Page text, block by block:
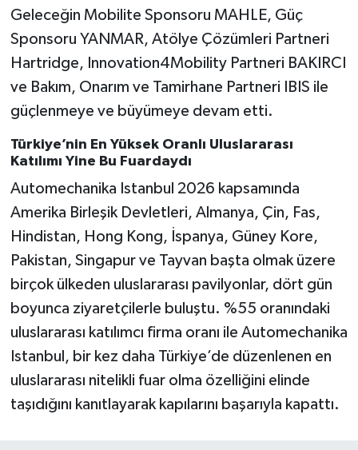
Geleceğin Mobilite Sponsoru MAHLE, Güç
Sponsoru YANMAR, Atölye Çözümleri Partneri
Hartridge, Innovation4Mobility Partneri BAKIRCI
ve Bakım, Onarım ve Tamirhane Partneri IBIS ile
güçlenmeye ve büyümeye devam etti.
Türkiye’nin En Yüksek Oranlı Uluslararası
Katılımı Yine Bu Fuardaydı
Automechanika Istanbul 2026 kapsamında
Amerika Birleşik Devletleri, Almanya, Çin, Fas,
Hindistan, Hong Kong, İspanya, Güney Kore,
Pakistan, Singapur ve Tayvan başta olmak üzere
birçok ülkeden uluslararası pavilyonlar, dört gün
boyunca ziyaretçilerle buluştu. %55 oranındaki
uluslararası katılımcı firma oranı ile Automechanika
Istanbul, bir kez daha Türkiye’de düzenlenen en
uluslararası nitelikli fuar olma özelliğini elinde
taşıdığını kanıtlayarak kapılarını başarıyla kapattı.